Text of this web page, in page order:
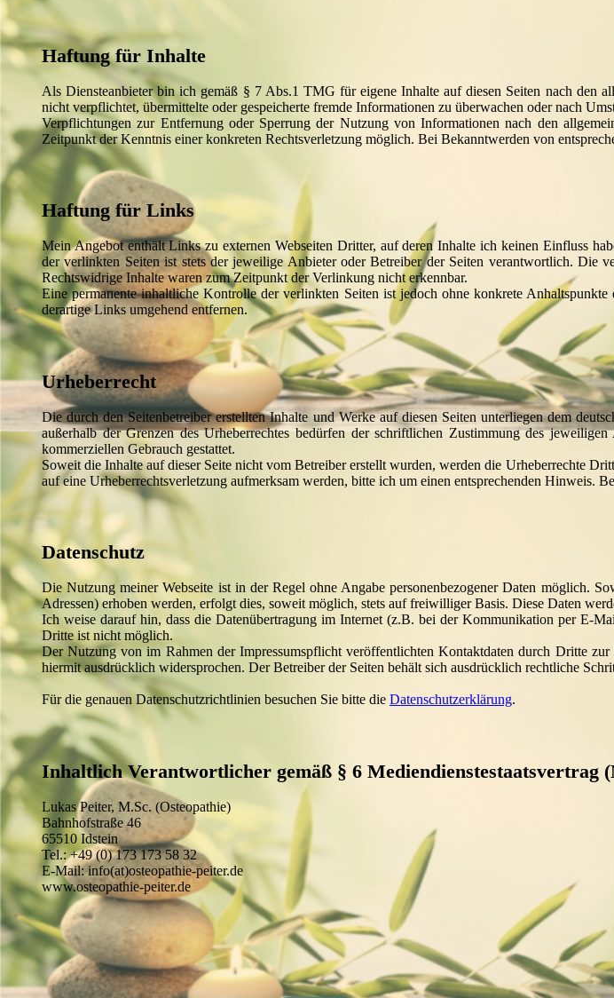
Haftung für Inhalte
Als Diensteanbieter bin ich gemäß § 7 Abs.1 TMG für eigene Inhalte auf diesen Seiten nach den
nicht verpflichtet, übermittelte oder gespeicherte fremde Informationen zu überwachen oder nach
Verpflichtungen zur Entfernung oder Sperrung der Nutzung von Informationen nach den
Zeitpunkt der Kenntnis einer konkreten Rechtsverletzung möglich. Bei Bekanntwerden von
Haftung für Links
Mein Angebot enthält Links zu externen Webseiten Dritter, auf deren Inhalte ich keinen Einfluss
der verlinkten Seiten ist stets der jeweilige Anbieter oder Betreiber der Seiten verantwortlich. Die
Rechtswidrige Inhalte waren zum Zeitpunkt der Verlinkung nicht erkennbar.
Eine permanente inhaltliche Kontrolle der verlinkten Seiten ist jedoch ohne konkrete
derartige Links umgehend entfernen.
Urheberrecht
Die durch den Seitenbetreiber erstellten Inhalte und Werke auf diesen Seiten unterliegen dem
außerhalb der Grenzen des Urheberrechtes bedürfen der schriftlichen Zustimmung des
kommerziellen Gebrauch gestattet.
Soweit die Inhalte auf dieser Seite nicht vom Betreiber erstellt wurden, werden die Urheberrechte
auf eine Urheberrechtsverletzung aufmerksam werden, bitte ich um einen entsprechenden Hinweis.
Datenschutz
Die Nutzung meiner Webseite ist in der Regel ohne Angabe personenbezogener Daten möglich.
Adressen) erhoben werden, erfolgt dies, soweit möglich, stets auf freiwilliger Basis. Diese Daten
Ich weise darauf hin, dass die Datenübertragung im Internet (z.B. bei der Kommunikation per E-
Dritte ist nicht möglich.
Der Nutzung von im Rahmen der Impressumspflicht veröffentlichten Kontaktdaten durch Dritte
hiermit ausdrücklich widersprochen. Der Betreiber der Seiten behält sich ausdrücklich rechtliche
Für die genauen Datenschutzrichtlinien besuchen Sie bitte die Datenschutzerklärung.
Inhaltlich Verantwortlicher gemäß § 6 Mediendienstestaatsvertrag
Lukas Peiter, M.Sc. (Osteopathie)
Bahnhofstraße 46
65510 Idstein
Tel.: +49 (0) 173 173 58 32
E-Mail: info(at)osteopathie-peiter.de
www.osteopathie-peiter.de